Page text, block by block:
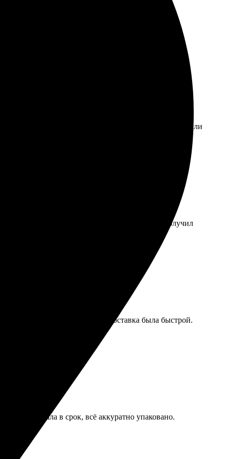
внимательность к деталям и индивидуальный
оформления был интуитивно понятен. Доставили
фото, отправил, и через некоторое время получил
оказалось простым, а доставка была быстрой.
и оперативно.
пришла в срок, всё аккуратно упаковано.